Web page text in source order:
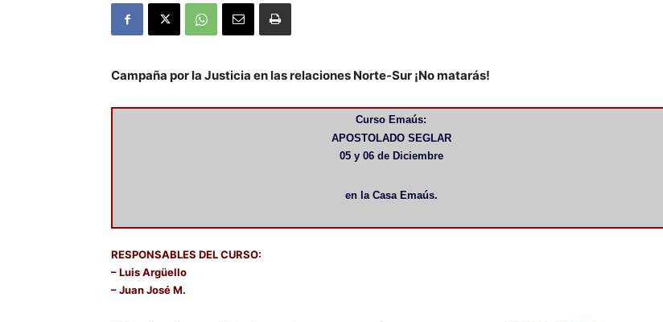
Campaña por la Justicia en las relaciones Norte-Sur ¡No matarás!
Curso Emaús:
APOSTOLADO SEGLAR
05 y 06 de Diciembre
en la Casa Emaús.
RESPONSABLES DEL CURSO:
– Luis Argüello
– Juan José M.